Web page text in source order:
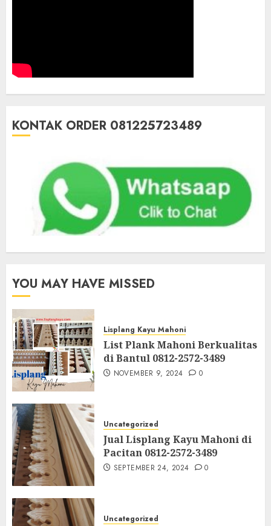
KONTAK ORDER 081225723489
YOU MAY HAVE MISSED
Lisplang Kayu Mahoni
List Plank Mahoni Berkualitas
di Bantul 0812-2572-3489
NOVEMBER 9, 2024 0
Uncategorized
Jual Lisplang Kayu Mahoni di
Pacitan 0812-2572-3489
SEPTEMBER 24, 2024 0
Uncategorized